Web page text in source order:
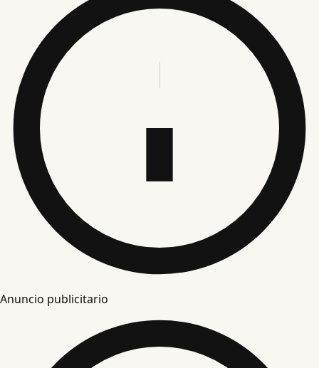
Anuncio publicitario